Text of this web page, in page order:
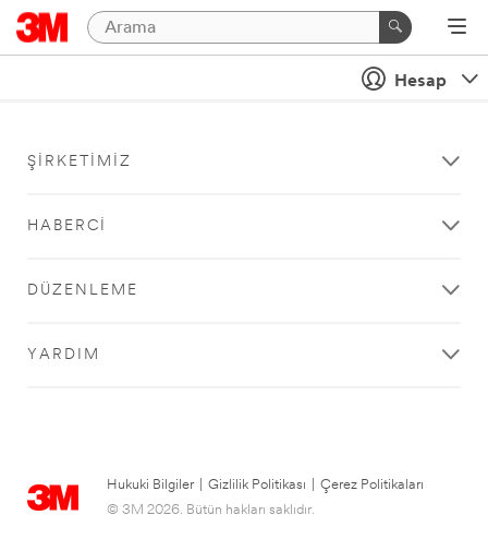
Hesap
ŞIRKETIMIZ
HABERCI
DÜZENLEME
YARDIM
Hukuki Bilgiler Gizlilik Politikası
Çerez Politikaları
© 3M 2026. Bütün hakları saklıdır.